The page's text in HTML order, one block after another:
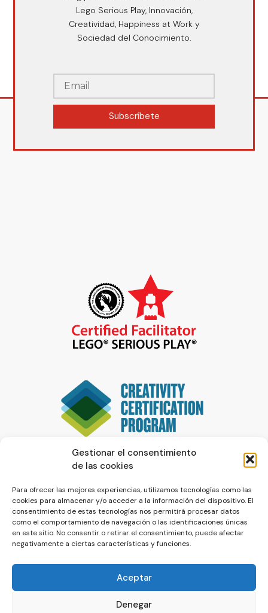
Gestionar el consentimiento
de las cookies
Para ofrecer las mejores experiencias, utilizamos tecnologías como las
cookies para almacenar y/o acceder a la información del dispositivo. El
consentimiento de estas tecnologías nos permitirá procesar datos
como el comportamiento de navegación o las identificaciones únicas
en este sitio. No consentir o retirar el consentimiento, puede afectar
negativamente a ciertas características y funciones.
Aceptar
Denegar
Lego Serious Play, Innovación,
Creatividad, Happiness at Work y
Sociedad del Conocimiento.
Subscríbete